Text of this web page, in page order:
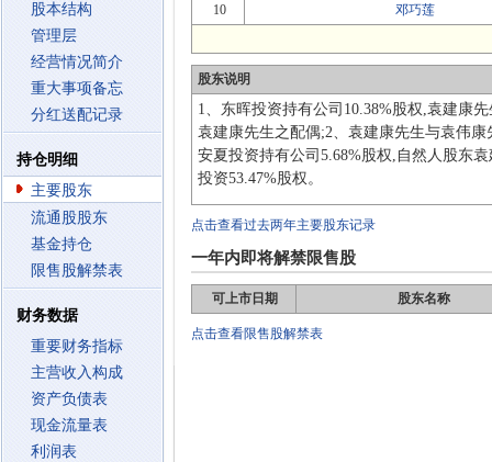
股本结构
管理层
经营情况简介
重大事项备忘
分红送配记录
持仓明细
主要股东
流通股股东
基金持仓
限售股解禁表
财务数据
重要财务指标
主营收入构成
资产负债表
现金流量表
利润表
10
邓巧莲
股东说明
1、东晖投资持有公司10.38%股权,袁建康
袁建康先生之配偶;2、袁建康先生与袁伟
安夏投资持有公司5.68%股权,自然人股东
投资53.47%股权。
点击查看过去两年主要股东记录
一年内即将解禁限售股
可上市日期 股东名称
点击查看限售股解禁表